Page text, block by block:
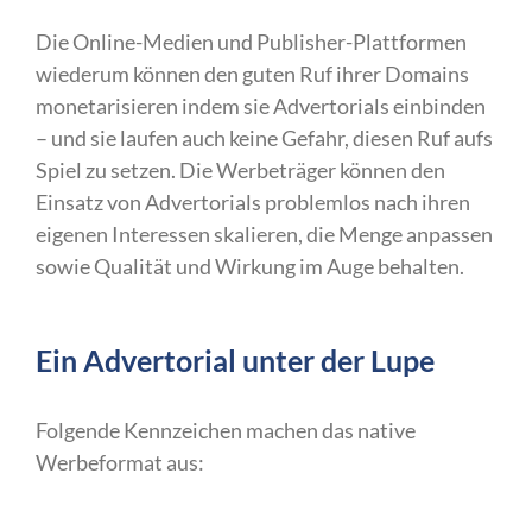
Die Online-Medien und Publisher-Plattformen
wiederum können den guten Ruf ihrer Domains
monetarisieren indem sie Advertorials einbinden
– und sie laufen auch keine Gefahr, diesen Ruf aufs
Spiel zu setzen. Die Werbeträger können den
Einsatz von Advertorials problemlos nach ihren
eigenen Interessen skalieren, die Menge anpassen
sowie Qualität und Wirkung im Auge behalten.
Ein Advertorial unter der Lupe
Folgende Kennzeichen machen das native
Werbeformat aus: